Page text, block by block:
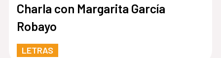
Charla con Margarita García
Robayo
LETRAS